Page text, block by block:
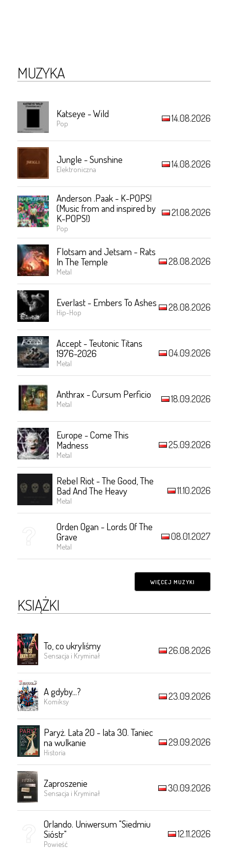
MUZYKA
Katseye - Wild
Pop 14.08.2026
Jungle - Sunshine
Elektroniczna 14.08.2026
Anderson .Paak - K-POPS!
(Music from and inspired by
K-POPS!)
Pop
21.08.2026
Flotsam and Jetsam - Rats
In The Temple
Metal
28.08.2026
Everlast - Embers To Ashes
Hip-Hop 28.08.2026
Accept - Teutonic Titans
1976-2026
Metal
04.09.2026
Anthrax - Cursum Perficio
Metal 18.09.2026
Europe - Come This
Madness
Metal
25.09.2026
Rebel Riot - The Good, The
Bad And The Heavy
Metal
11.10.2026
Orden Ogan - Lords Of The
Grave
Metal
08.01.2027
WIĘCEJ MUZYKI
KSIĄŻKI
To, co ukryliśmy
Sensacja i Kryminał 26.08.2026
A gdyby...?
Komiksy 23.09.2026
Paryż. Lata 20 - lata 30. Taniec
na wulkanie
Historia
29.09.2026
Zaproszenie
Sensacja i Kryminał 30.09.2026
Orlando. Uniwersum "Siedmiu
Sióstr"
Powieść
12.11.2026